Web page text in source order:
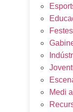
Festes
Medi